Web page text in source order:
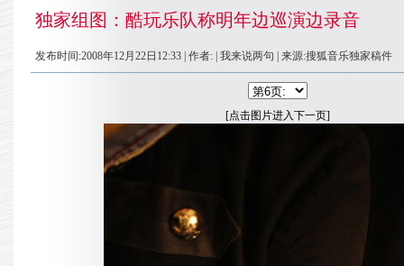
独家组图：酷玩乐队称明年边巡演边录音
发布时间:2008年12月22日12:33 | 作者: | 我来说两句 | 来源:搜狐音乐独家稿件
[点击图片进入下一页]